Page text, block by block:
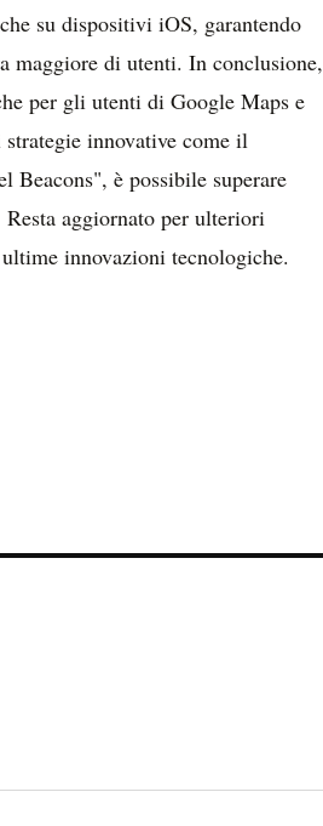
su dispositivi iOS, garantendo
maggiore di utenti. In conclusione,
per gli utenti di Google Maps e
innovative come il
Beacons", è possibile superare
aggiornato per ulteriori
innovazioni tecnologiche.